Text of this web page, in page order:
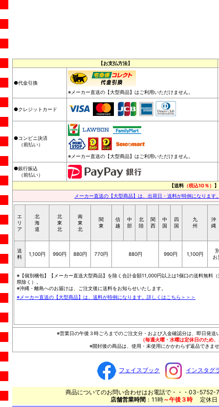
【お支払方法】
●代金引換
※メーカー直送の【大型商品】はご利用いただけません。
●クレジットカード
●コンビニ決済
（前払い）
※メーカー直送の【大型商品】はご利用いただけません。
●銀行振込
（前払い）
【送料 （税込10％） 】
メーカー直送の【大型商品】は、出荷日・送料が特例になりま
エ
リ
ア
北
海
道
北
東
北
南
東
北
関
東
信
越
中
部
北
陸
関
西
中
国
四
国
九
州
沖
縄
送
料
1,100円 990円 880円 770円 880円 990円 1,100円
お
※【個別梱包】【メーカー直送大型商品】を除く合計金額11,000円以上は1個口の送料無料（
県除く）。
※沖縄・離島へのお届けは、ご注文後に送料をお知らせいたします。
※メーカー直送の【大型商品】は、送料が特例になります。詳しくはこちら＞＞＞
※営業日の午後３時ごろまでのご注文分・および入金確認分は、即日発
（毎週火曜・水曜は定休日のため
※開封後の商品は、使用・未使用にかかわらず返品できま
フェイスブック インスタグ
商品についてのお問い合わせはお電話で・・・03-5752-
店舗営業時間 ：11時～午後３時 定休